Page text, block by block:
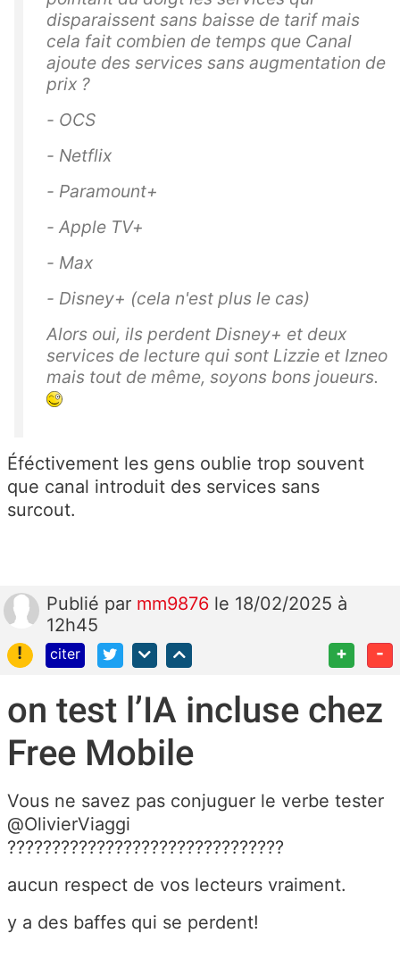
disparaissent sans baisse de tarif mais
cela fait combien de temps que Canal
ajoute des services sans augmentation de
prix ?
- OCS
- Netflix
- Paramount+
- Apple TV+
- Max
- Disney+ (cela n'est plus le cas)
Alors oui, ils perdent Disney+ et deux
services de lecture qui sont Lizzie et Izneo
mais tout de même, soyons bons joueurs.
Éféctivement les gens oublie trop souvent
que canal introduit des services sans
surcout.
Publié par mm9876 le 18/02/2025 à
12h45
!
citer + -
on test l’IA incluse chez
Free Mobile
Vous ne savez pas conjuguer le verbe tester
@OlivierViaggi
???????????????????????????????
aucun respect de vos lecteurs vraiment.
y a des baffes qui se perdent!